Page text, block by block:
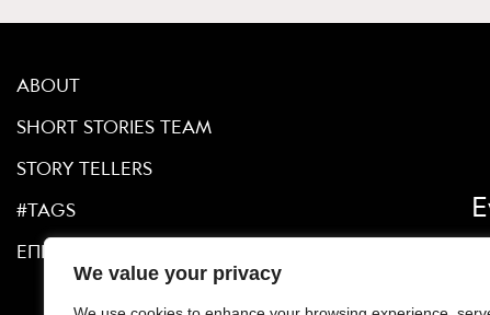
We value your privacy
ABOUT
SHORT STORIES TEAM
STORY TELLERS
#TAGS
ΕΠΙΚΟΙΝΩΝΙΑ